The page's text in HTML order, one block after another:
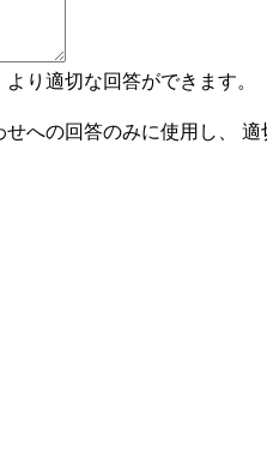
り適切な回答ができます。
への回答のみに使用し、